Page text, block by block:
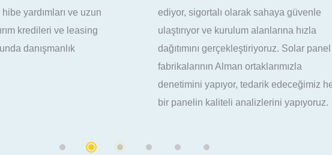
olarak sahaya güvenle
kurulum alanlarına hızla
Solar panel
Alman ortaklarımızla
Bünyemizdeki uzman ve tecrübeli
kadromuzla Standartlara uygun hızlı
güvenilir montaj hizmeti sunuyor,
projelerinizin kalite kontrol ve
alma işlemlerini gerçekleştiriyoruz.